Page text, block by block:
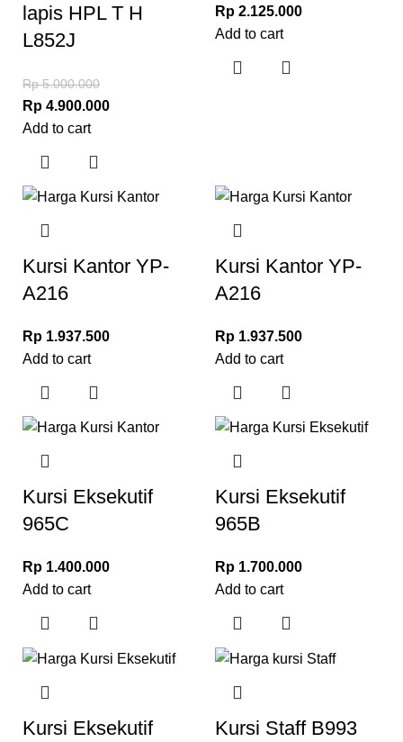
lapis HPL T H
L852J
Rp5.000.000
Rp 4.900.000
Add to cart
Rp 2.125.000
Add to cart
Kursi Kantor YP-
A216
Rp 1.937.500
Add to cart
Kursi Kantor YP-
A216
Rp 1.937.500
Add to cart
Kursi Eksekutif
965C
Rp 1.400.000
Add to cart
Kursi Eksekutif
965B
Rp 1.700.000
Add to cart
Kursi Eksekutif
Kursi Staff B993